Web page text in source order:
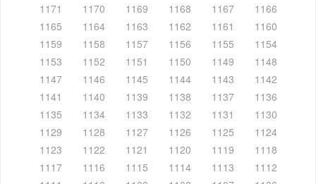
1171
1170 1169 1168 1167
1166
1165
1164 1163 1162 1161
1160
1159
1158 1157 1156 1155
1154
1153
1152 1151 1150 1149
1148
1147
1146 1145 1144 1143
1142
1141
1140 1139 1138 1137
1136
1135
1134 1133 1132 1131
1130
1129
1128 1127 1126 1125
1124
1123
1122 1121 1120 1119
1118
1117
1116 1115 1114 1113
1112